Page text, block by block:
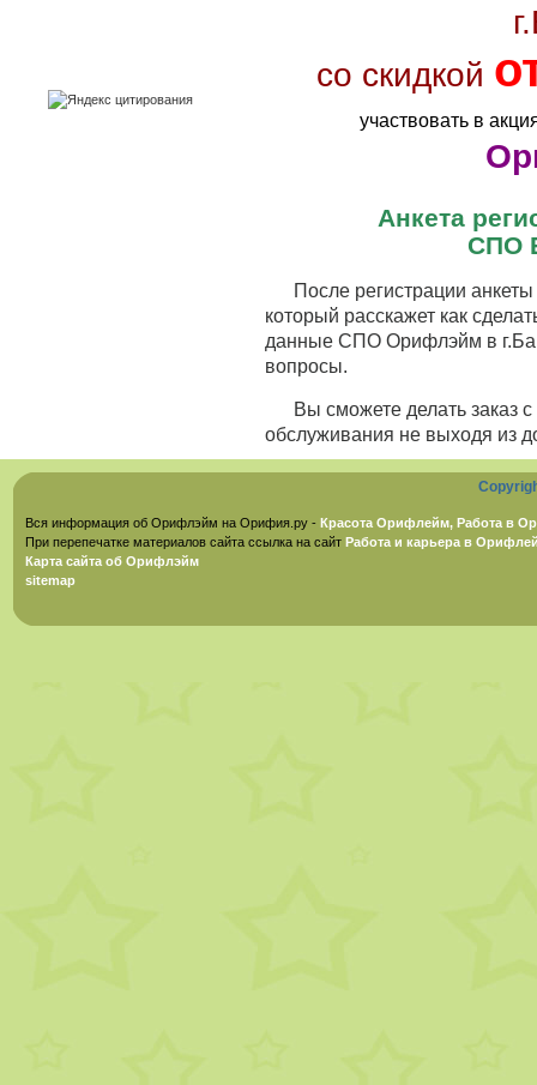
со скидкой
участвовать в
Анкета
СПО
После регистрации
который расскажет как
данные СПО Орифлэйм в
вопросы.
Вы сможете делать заказ
обслуживания не выходя из
Вся информация об Орифлэйм на Орифия.ру - Красота Орифлейм, Работа в
При перепечатке материалов сайта ссылка на сайт Работа и карьера в
Карта сайта об Орифлэйм
sitemap